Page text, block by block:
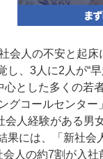
会人の不安と起
し、3人に2人が“
とした多くの若
グコールセンタ
会人経験がある男
には、「新社会
会人の約7割が入